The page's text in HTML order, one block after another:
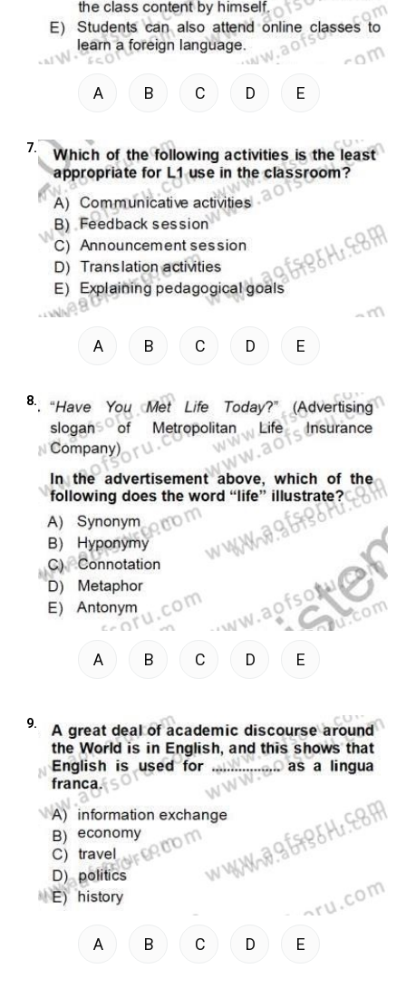
A B C D E
7.
A B C D E
8.
A B C D E
9.
A B C D E